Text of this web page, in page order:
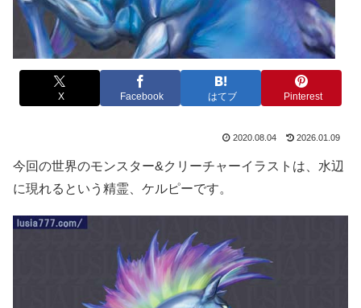
X Facebook はてブ Pinterest
2020.08.04 2026.01.09
今回の世界のモンスター&クリーチャーイラストは、水辺
に現れるという精霊、ケルピーです。